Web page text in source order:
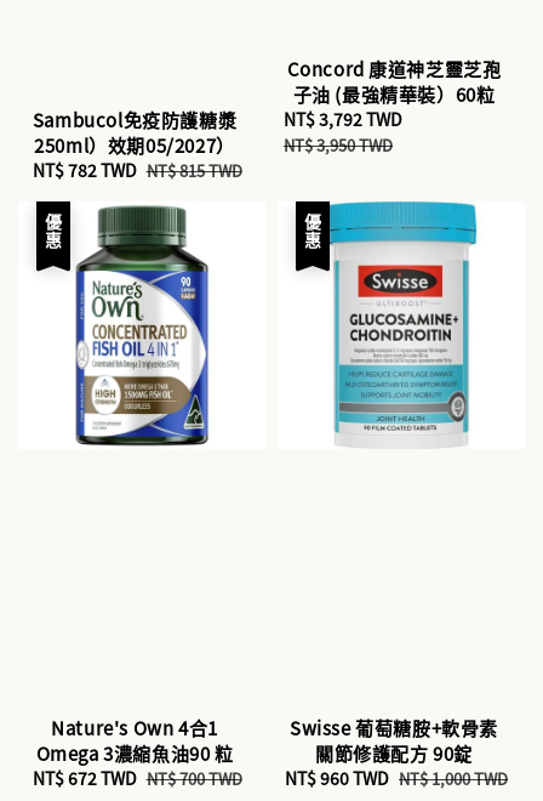
Sambucol免疫防護糖漿
250ml）效期05/2027）
Sale
price
NT$ 782 TWD Regular
NT$ 815 TWD
Concord 康道神芝靈芝孢
子油 (最強精華裝）60粒
Sale
price
NT$ 3,792 TWD
NT$ 3,950 TWD
優惠
Nature's Own 4合1
Omega 3濃縮魚油90 粒
Sale
NT$ 672 TWD Regular
NT$ 700 TWD
優惠
Swisse 葡萄糖胺+軟骨素
關節修護配方 90錠
Sale
NT$ 960 TWD Regular
NT$ 1,000 TWD